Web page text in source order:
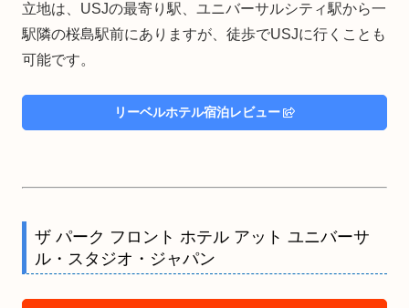
立地は、USJの最寄り駅、ユニバーサルシティ駅から一
駅隣の桜島駅前にありますが、徒歩でUSJに行くことも
可能です。
リーベルホテル宿泊レビュー
ザ パーク フロント ホテル アット ユニバーサ
ル・スタジオ・ジャパン